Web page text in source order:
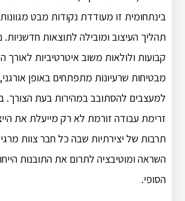
בינתחומית זו מעודדת נקודות מבט
תהליך העיצוב ומובילה לתוצאות חדשניות.
קבועות ולולאות משוב איטרטיביות לאורך
מבטיחות שרעיונות מתפתחים באופן
למעצבים להסתובב במהירות בעת הצורך.
זרימת עבודה זורמת לא רק מייעלת את
תרבות של יצירתיות שבה כל חבר צוות
השראה ומוטיבציה לתרום את התובנות
הסופי.